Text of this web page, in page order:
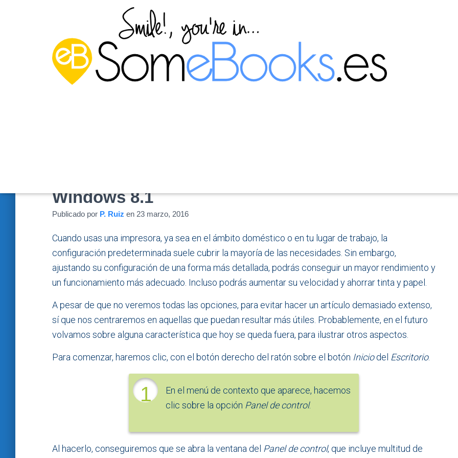
Windows 8.1
Publicado por P. Ruiz en 23 marzo, 2016
Cuando usas una impresora, ya sea en el ámbito doméstico o en tu lugar de trabajo, la
configuración predeterminada suele cubrir la mayoría de las necesidades. Sin embargo,
ajustando su configuración de una forma más detallada, podrás conseguir un mayor rendimiento y
un funcionamiento más adecuado. Incluso podrás aumentar su velocidad y ahorrar tinta y papel.
A pesar de que no veremos todas las opciones, para evitar hacer un artículo demasiado extenso,
sí que nos centraremos en aquellas que puedan resultar más útiles. Probablemente, en el futuro
volvamos sobre alguna característica que hoy se queda fuera, para ilustrar otros aspectos.
Para comenzar, haremos clic, con el botón derecho del ratón sobre el botón Iniciodel Escritorio.
1
En el menú de contexto que aparece, hacemos
clic sobre la opción Panel de control.
Al hacerlo, conseguiremos que se abra la ventana del Panel de control, que incluye multitud de